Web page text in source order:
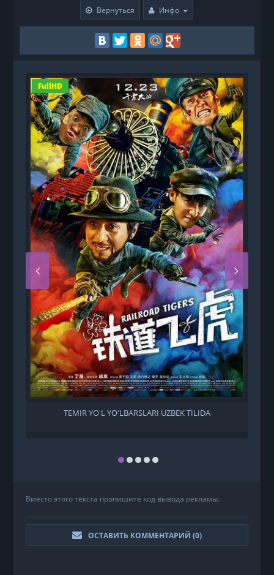
Вернуться Инфо
FullHD
TEMIR YO'L YO'LBARSLARI UZBEK TILIDA
Вместо этого текста пропишите код вывода рекламы.
ОСТАВИТЬ КОММЕНТАРИЙ (0)